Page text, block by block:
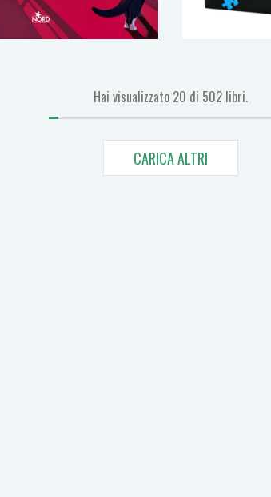
Hai visualizzato 20 di 502libri.
CARICA ALTRI